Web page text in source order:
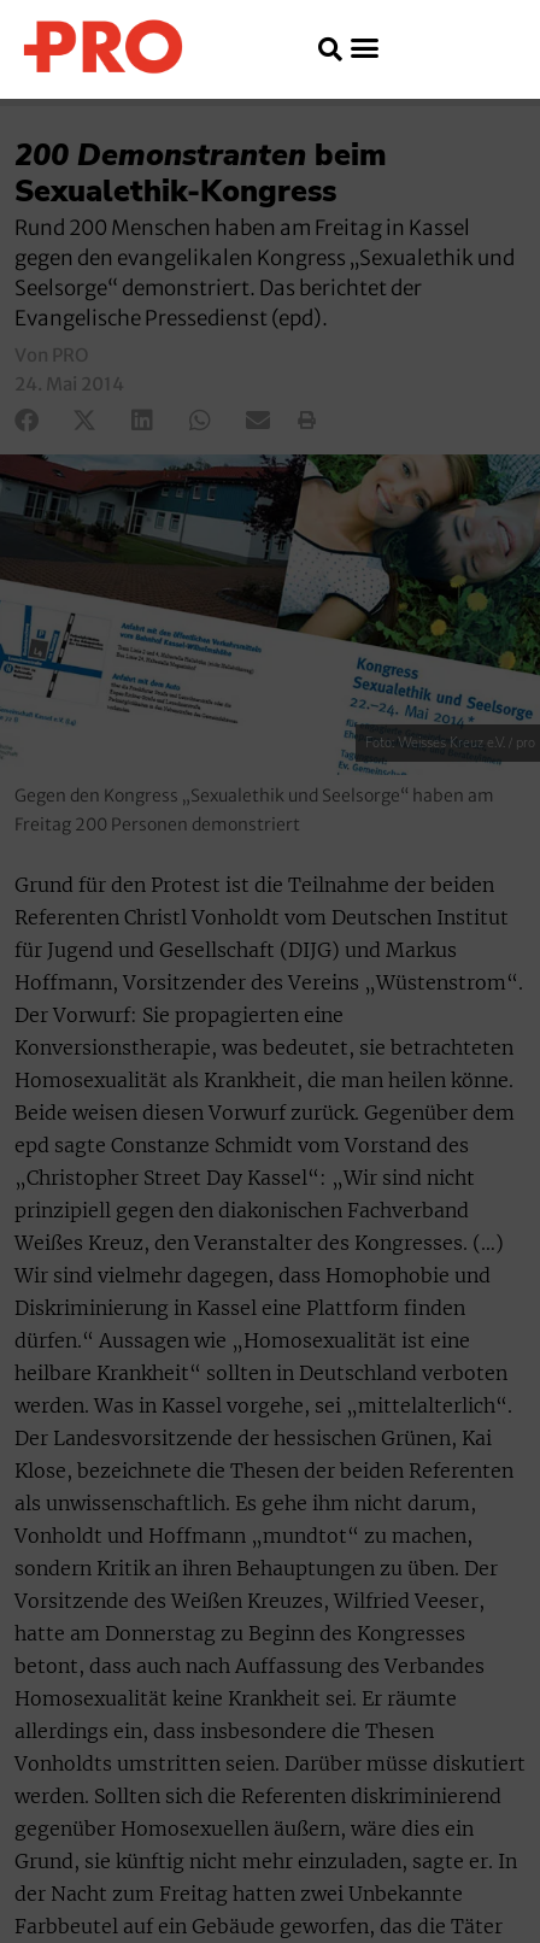
200 Demonstranten beim
Sexualethik-Kongress
Rund 200 Menschen haben am Freitag in Kassel
gegen den evangelikalen Kongress „Sexualethik und
Seelsorge“ demonstriert. Das berichtet der
Evangelische Pressedienst (epd).
Von PRO
24. Mai 2014
Foto: Weisses Kreuz e.V. / pro
Gegen den Kongress „Sexualethik und Seelsorge“ haben am
Freitag 200 Personen demonstriert
Grund für den Protest ist die Teilnahme der beiden
Referenten Christl Vonholdt vom Deutschen Institut
für Jugend und Gesellschaft (DIJG) und Markus
Hoffmann, Vorsitzender des Vereins „Wüstenstrom“.
Der Vorwurf: Sie propagierten eine
Konversionstherapie, was bedeutet, sie betrachteten
Homosexualität als Krankheit, die man heilen könne.
Beide weisen diesen Vorwurf zurück. Gegenüber dem
epd sagte Constanze Schmidt vom Vorstand des
„Christopher Street Day Kassel“: „Wir sind nicht
prinzipiell gegen den diakonischen Fachverband
Weißes Kreuz, den Veranstalter des Kongresses. (…)
Wir sind vielmehr dagegen, dass Homophobie und
Diskriminierung in Kassel eine Plattform finden
dürfen.“ Aussagen wie „Homosexualität ist eine
heilbare Krankheit“ sollten in Deutschland verboten
werden. Was in Kassel vorgehe, sei „mittelalterlich“.
Der Landesvorsitzende der hessischen Grünen, Kai
Klose, bezeichnete die Thesen der beiden Referenten
als unwissenschaftlich. Es gehe ihm nicht darum,
Vonholdt und Hoffmann „mundtot“ zu machen,
sondern Kritik an ihren Behauptungen zu üben. Der
Vorsitzende des Weißen Kreuzes, Wilfried Veeser,
hatte am Donnerstag zu Beginn des Kongresses
betont, dass auch nach Auffassung des Verbandes
Homosexualität keine Krankheit sei. Er räumte
allerdings ein, dass insbesondere die Thesen
Vonholdts umstritten seien. Darüber müsse diskutiert
werden. Sollten sich die Referenten diskriminierend
gegenüber Homosexuellen äußern, wäre dies ein
Grund, sie künftig nicht mehr einzuladen, sagte er. In
der Nacht zum Freitag hatten zwei Unbekannte
Farbbeutel auf ein Gebäude geworfen, das die Täter